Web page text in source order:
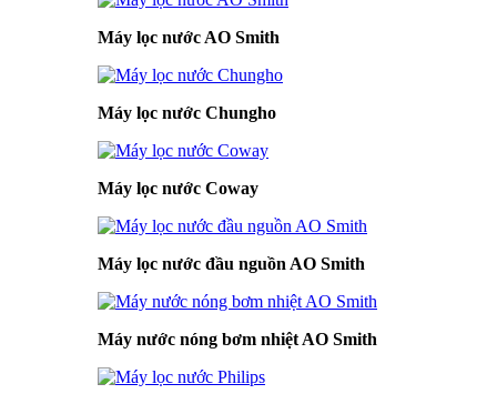
Máy lọc nước AO Smith
Máy lọc nước Chungho
Máy lọc nước Coway
Máy lọc nước đầu nguồn AO Smith
Máy nước nóng bơm nhiệt AO Smith